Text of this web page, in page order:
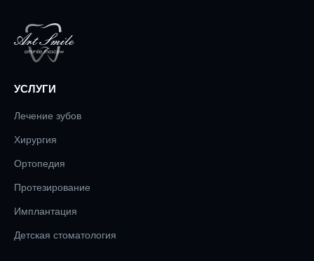
УСЛУГИ
Лечение зубов
Хирургия
Ортопедия
Протезирование
Имплантация
Детская стоматология